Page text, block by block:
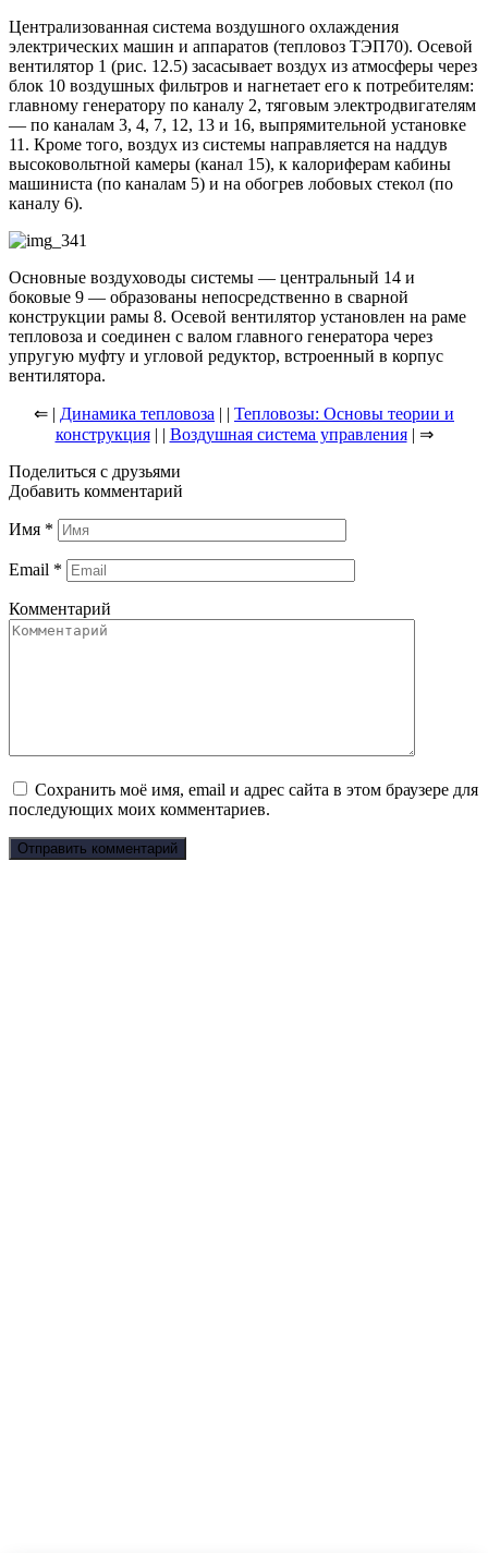
Централизованная система воздушного охлаждения
электрических машин и аппаратов (тепловоз ТЭП70). Осевой
вентилятор 1 (рис. 12.5) засасывает воздух из атмосферы через
блок 10 воздушных фильтров и нагнетает его к потребителям:
главному генератору по каналу 2, тяговым электродвигателям
— по каналам 3, 4, 7, 12, 13 и 16, выпрямительной установке
11. Кроме того, воздух из системы направляется на наддув
высоковольтной камеры (канал 15), к калориферам кабины
машиниста (по каналам 5) и на обогрев лобовых стекол (по
каналу 6).
Основные воздуховоды системы — центральный 14 и
боковые 9 — образованы непосредственно в сварной
конструкции рамы 8. Осевой вентилятор установлен на раме
тепловоза и соединен с валом главного генератора через
упругую муфту и угловой редуктор, встроенный в корпус
вентилятора.
⇐ | Динамика тепловоза | | Тепловозы: Основы теории и
конструкция| | Воздушная система управления| ⇒
Поделиться с друзьями
Добавить комментарий
Имя *
Email *
Комментарий
Сохранить моё имя, email и адрес сайта в этом браузере для
последующих моих комментариев.